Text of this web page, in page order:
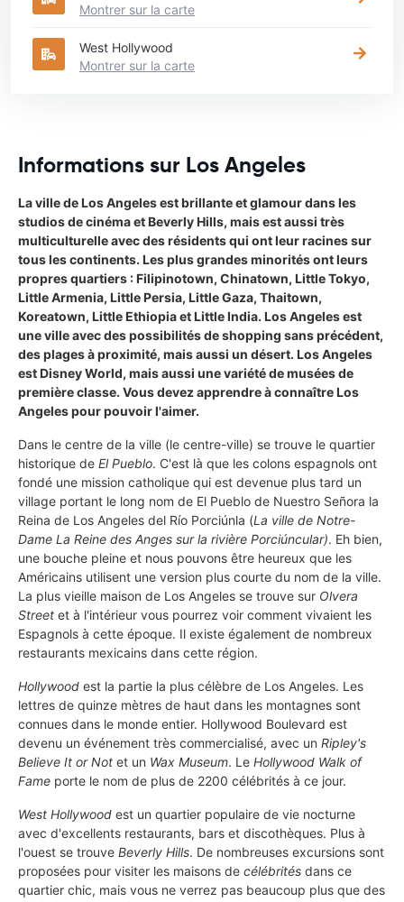
Montrer sur la carte
West Hollywood
Montrer sur la carte
Informations sur Los Angeles
La ville de Los Angeles est brillante et glamour dans les
studios de cinéma et Beverly Hills, mais est aussi très
multiculturelle avec des résidents qui ont leur racines sur
tous les continents. Les plus grandes minorités ont leurs
propres quartiers : Filipinotown, Chinatown, Little Tokyo,
Little Armenia, Little Persia, Little Gaza, Thaitown,
Koreatown, Little Ethiopia et Little India. Los Angeles est
une ville avec des possibilités de shopping sans précédent,
des plages à proximité, mais aussi un désert. Los Angeles
est Disney World, mais aussi une variété de musées de
première classe. Vous devez apprendre à connaître Los
Angeles pour pouvoir l'aimer.
Dans le centre de la ville (le centre-ville) se trouve le quartier
historique de El Pueblo. C'est là que les colons espagnols ont
fondé une mission catholique qui est devenue plus tard un
village portant le long nom de El Pueblo de Nuestro Señora la
Reina de Los Angeles del Río Porciúnla (La ville de Notre-
Dame La Reine des Anges sur la rivière Porciúncular). Eh bien,
une bouche pleine et nous pouvons être heureux que les
Américains utilisent une version plus courte du nom de la ville.
La plus vieille maison de Los Angeles se trouve sur Olvera
Street et à l'intérieur vous pourrez voir comment vivaient les
Espagnols à cette époque. Il existe également de nombreux
restaurants mexicains dans cette région.
Hollywood est la partie la plus célèbre de Los Angeles. Les
lettres de quinze mètres de haut dans les montagnes sont
connues dans le monde entier. Hollywood Boulevard est
devenu un événement très commercialisé, avec un Ripley's
Believe It or Not et un Wax Museum. Le Hollywood Walk of
Fame porte le nom de plus de 2200 célébrités à ce jour.
West Hollywood est un quartier populaire de vie nocturne
avec d'excellents restaurants, bars et discothèques. Plus à
l'ouest se trouve Beverly Hills. De nombreuses excursions sont
proposées pour visiter les maisons de célébrités dans ce
quartier chic, mais vous ne verrez pas beaucoup plus que des